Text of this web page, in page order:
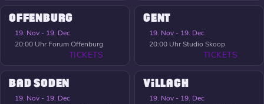
OFFENBURG
19. Nov - 19. Dec
20:00 Uhr Forum Offenburg
TICKETS
GENT
19. Nov - 19. Dec
20:00 UhrStudio Skoop
TICKETS
BAD SODEN
19. Nov - 19. Dec
VILLACH
19. Nov - 19. Dec